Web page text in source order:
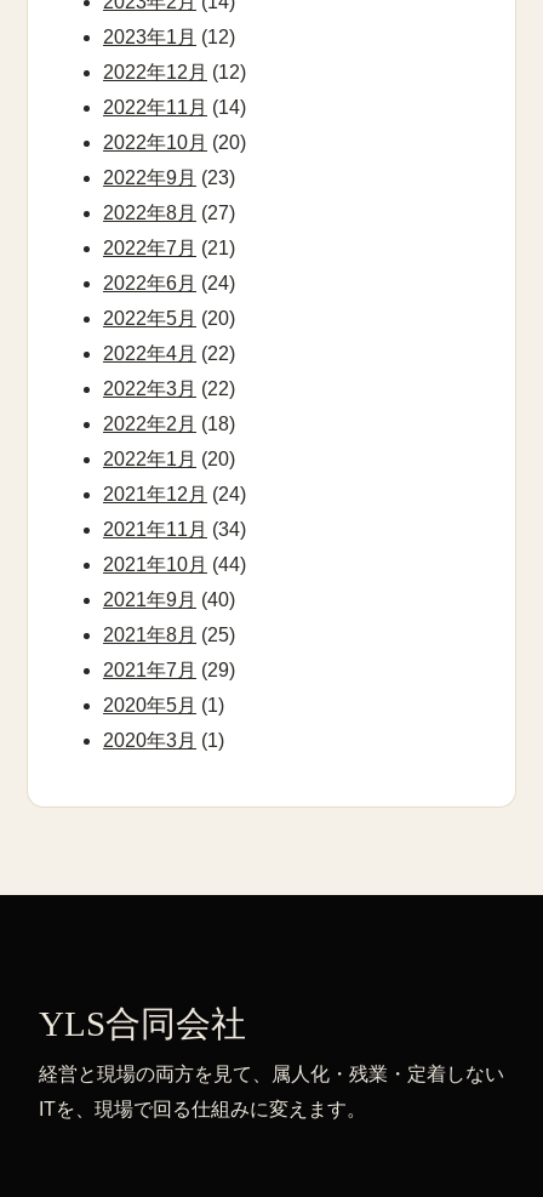
2023年1月 (12)
2022年12月 (12)
2022年11月 (14)
2022年10月 (20)
2022年9月 (23)
2022年8月 (27)
2022年7月 (21)
2022年6月 (24)
2022年5月 (20)
2022年4月 (22)
2022年3月 (22)
2022年2月 (18)
2022年1月 (20)
2021年12月 (24)
2021年11月 (34)
2021年10月 (44)
2021年9月 (40)
2021年8月 (25)
2021年7月 (29)
2020年5月 (1)
2020年3月 (1)
YLS合同会社
経営と現場の両方を見て、属人化・残業・定着しない
ITを、現場で回る仕組みに変えます。